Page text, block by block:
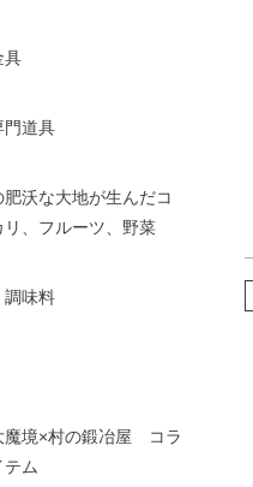
具
門道具
肥沃な大地が生んだコ
リ、フルーツ、野菜
調味料
魔境×村の鍛冶屋 コラ
テム